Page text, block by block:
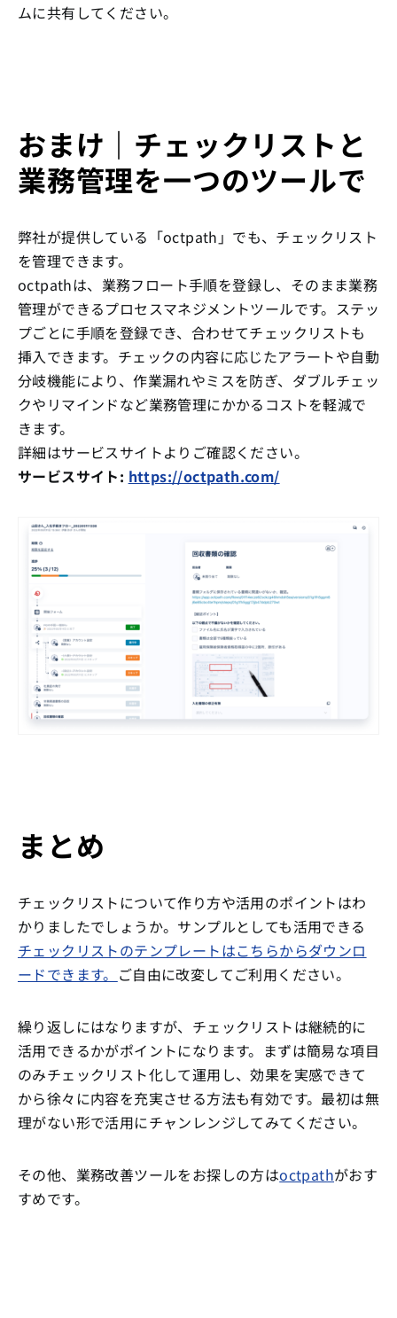
ムに共有してください。
おまけ｜チェックリストと
業務管理を一つのツールで
弊社が提供している「octpath」でも、チェックリスト
を管理できます。
octpathは、業務フロート手順を登録し、そのまま業務
管理ができるプロセスマネジメントツールです。ステッ
プごとに手順を登録でき、合わせてチェックリストも
挿入できます。チェックの内容に応じたアラートや自動
分岐機能により、作業漏れやミスを防ぎ、ダブルチェッ
クやリマインドなど業務管理にかかるコストを軽減で
きます。
詳細はサービスサイトよりご確認ください。
サービスサイト: https://octpath.com/
まとめ
チェックリストについて作り方や活用のポイントはわ
かりましたでしょうか。サンプルとしても活用できる
チェックリストのテンプレートはこちらからダウンロ
ードできます。 ご自由に改変してご利用ください。
繰り返しにはなりますが、チェックリストは継続的に
活用できるかがポイントになります。まずは簡易な項目
のみチェックリスト化して運用し、効果を実感できて
から徐々に内容を充実させる方法も有効です。最初は無
理がない形で活用にチャンレンジしてみてください。
その他、業務改善ツールをお探しの方はoctpathがおす
すめです。